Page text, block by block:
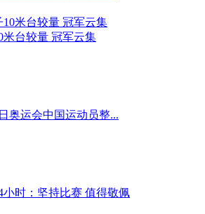
台较量 冠军云集
奥运会中国运动员整...
时：坚持比赛 值得敬佩